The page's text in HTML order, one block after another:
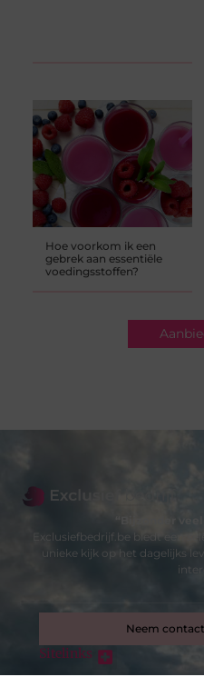
Hoe voorkom ik een
gebrek aan essentiële
voedingsstoffen?
“Bijzonder
Exclusiefbedrijf.be biedt een
unieke kijk op het dagelijks
Sitelinks
Neem